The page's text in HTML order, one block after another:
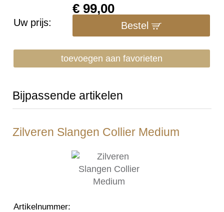
Uw prijs:
€ 99,00
Bestel
toevoegen aan favorieten
Bijpassende artikelen
Zilveren Slangen Collier Medium
Artikelnummer: